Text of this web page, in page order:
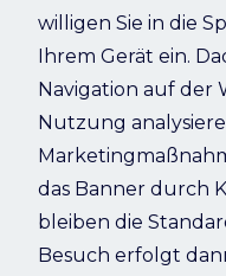
willigen Sie in die
Ihrem Gerät ein.
Navigation auf der
Nutzung
das Banner durch
bleiben die
Besuch erfolgt